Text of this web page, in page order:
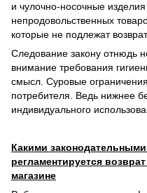
и чулочно-носочные
непродовольственных
которые не подлежат
Следование закону отнюдь
внимание требования
смысл. Суровые
потребителя. Ведь нижнее
индивидуального
Какими
регламентируется
магазине